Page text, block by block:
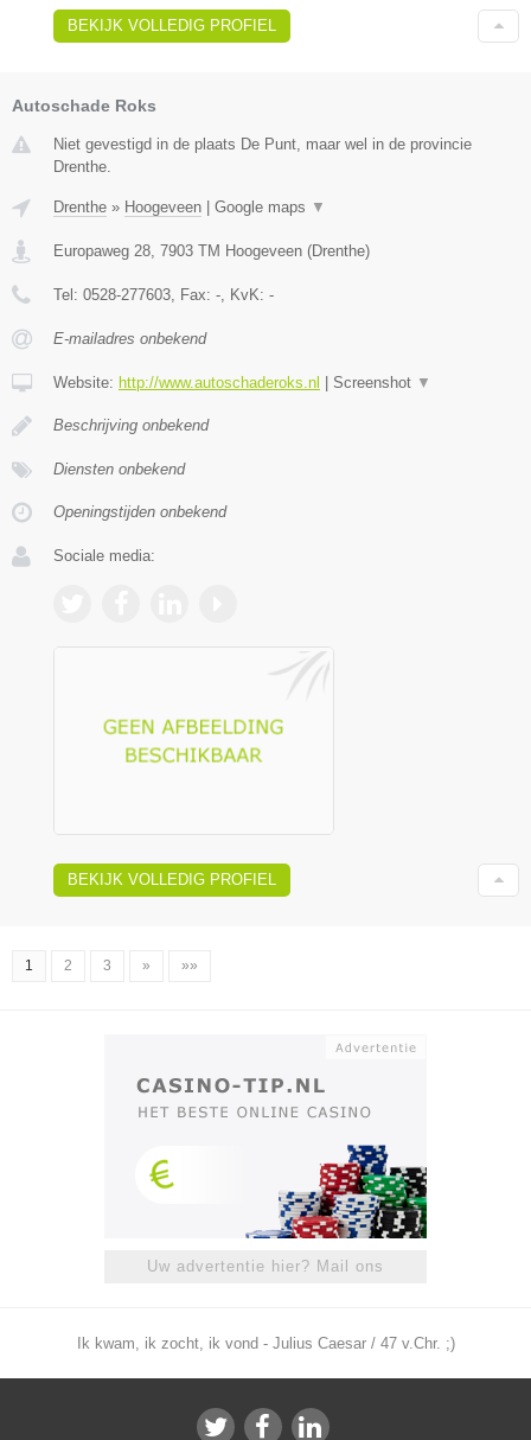
BEKIJK VOLLEDIG PROFIEL
Autoschade Roks
Niet gevestigd in de plaats De Punt, maar wel in de provincie
Drenthe.
Drenthe » Hoogeveen Google maps ▼
Europaweg 28 7903 TM Hoogeveen (Drenthe)
Tel: 0528-277603 , Fax: - , KvK: -
E-mailadres onbekend
Website: http://www.autoschaderoks.nl Screenshot ▼
Beschrijving onbekend
Diensten onbekend
Openingstijden onbekend
Sociale media:
BEKIJK VOLLEDIG PROFIEL
1 2 3 » »»
Uw advertentie hier? Mail ons
Ik kwam, ik zocht, ik vond - Julius Caesar / 47 v.Chr. ;)